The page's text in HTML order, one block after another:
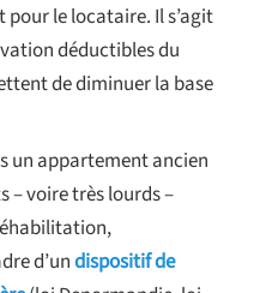
le locataire. Il s’agit
déductibles du
de diminuer la base
un appartement ancien
– voire très lourds –
d’undispositif de